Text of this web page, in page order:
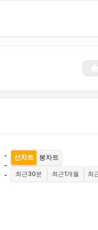
-
-
-
선차트 봉차트
최근30분 최근1개월 최